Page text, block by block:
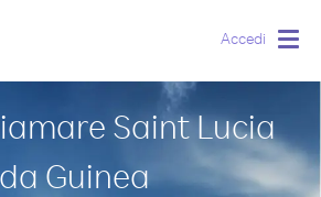
Accedi
Saint Lucia
da Guinea